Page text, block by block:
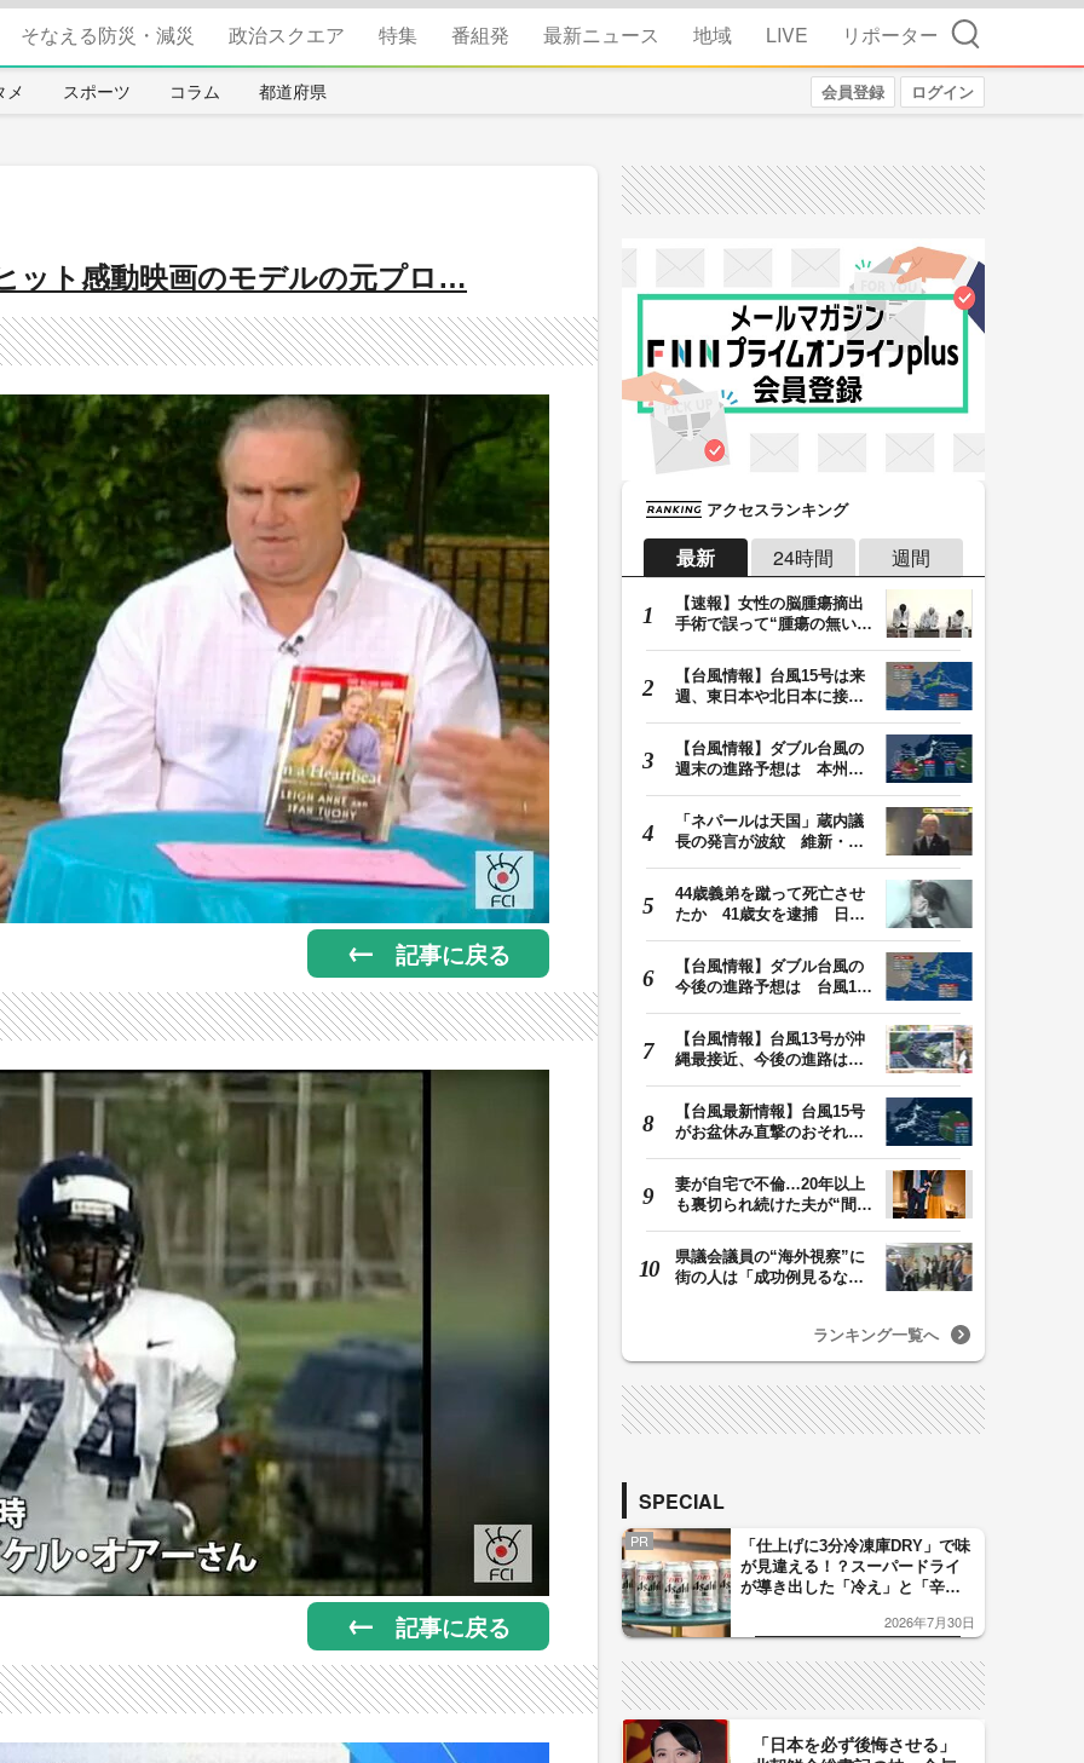
そなえる防災・減災 政治スクエア 特集 番組発 最新ニュース 地域 LIVE リポーター 検索
メ スポーツ コラム 都道府県 会員登録 ログイン
ット感動映画のモデルの元プロ…
記事に戻る
記事に戻る
アクセスランキング
最新 24時間 週間
【速報】女性の脳腫瘍摘出
手術で誤って“腫瘍の無い部
【台風情報】台風15号は来
週、東日本や北日本に接近
【台風情報】ダブル台風の
週末の進路予想は 本州は
「ネパールは天国」蔵内議
長の発言が波紋 維新・吉
44歳義弟を蹴って死亡させ
たか 41歳女を逮捕 日頃
【台風情報】ダブル台風の
今後の進路予想は 台風13
【台風情報】台風13号が沖
縄最接近、今後の進路は？
【台風最新情報】台風15号
がお盆休み直撃のおそれ
妻が自宅で不倫…20年以上
も裏切られ続けた夫が“間
県議会議員の“海外視察”に
街の人は「成功例見るなら
ランキング一覧へ
SPECIAL
PR
「仕上げに3分冷凍庫DRY」で味
が見違える！？スーパードライ
が導き出した「冷え」と「辛
した「辛口カーブ」が飲み頃の
2026年7月30日
「日本を必ず後悔させる」